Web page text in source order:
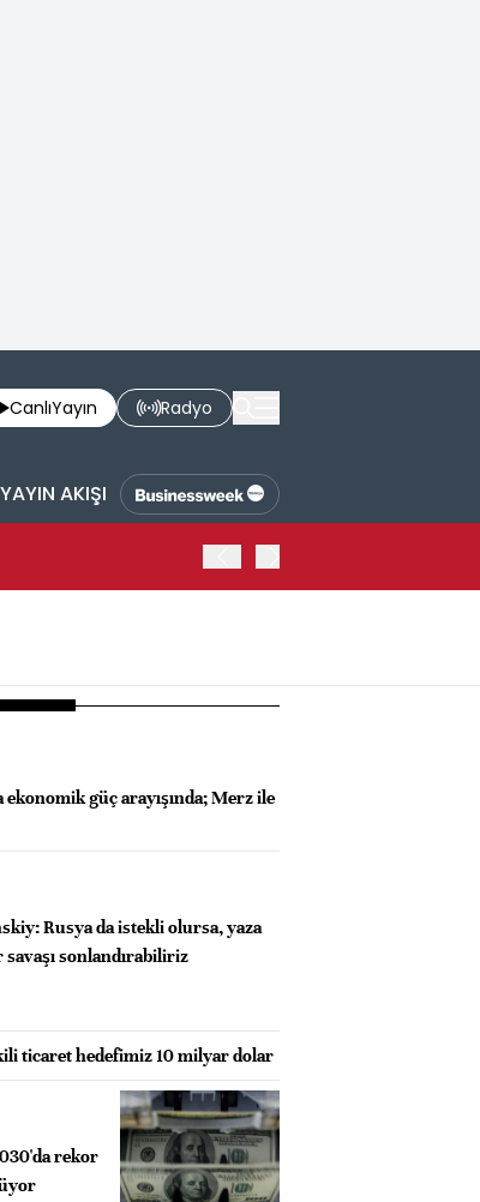
CanlıYayın Radyo
YAYIN AKIŞI
ekonomik güç arayışında; Merz ile
Rusya da istekli olursa, yaza
savaşı sonlandırabiliriz
ticaret hedefimiz 10 milyar dolar
rekor